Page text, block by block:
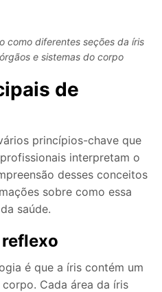
como diferentes seções da íris
e sistemas do corpo
de
princípios-chave que
interpretam o
desses conceitos
sobre como essa
saúde.
é que a íris contém um
Cada área da íris